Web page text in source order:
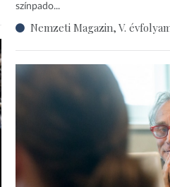
színpado...
Nemzeti Magazin, V.